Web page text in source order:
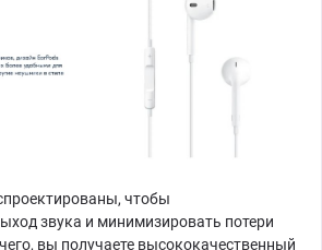
чтобы
звука и минимизировать потери
вы получаете высококачественный